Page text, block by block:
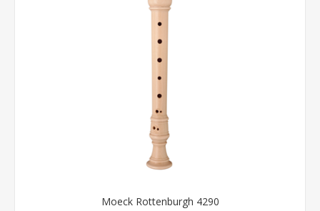
Moeck Rottenburgh 4290